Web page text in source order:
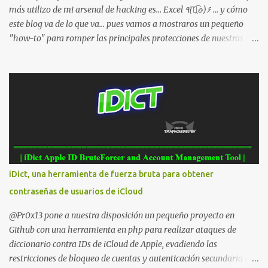
Visualiza la información detallada d...
más utilizo de mi arsenal de hacking es... Excel ٩(͡๏̯͡๏)۶ ... y cómo
este blog va de lo que va... pues vamos a mostraros un pequeño
"how-to" para romper las principales protecciones de nuestras
iDict, una herramienta de fuerza bruta para obtener
contraseñas de usuarios de iCloud
@Pr0x13 pone a nuestra disposición un pequeño proyecto en
Github con una herramienta en php para realizar ataques de
diccionario contra IDs de iCloud de Apple, evadiendo las
restricciones de bloqueo de cuentas y autenticación secundaria en